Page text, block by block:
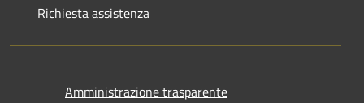
Richiesta assistenza
Amministrazione trasparente